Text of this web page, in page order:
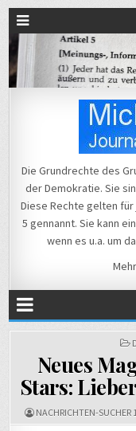
Michael Voß
Die Grundrechte des
der Demokratie. Sie
Diese Rechte gelten
5 gennannt. Sie kann
wenn es u.a. um
Neues
Stars:
NACHRICHTEN-SUCHER